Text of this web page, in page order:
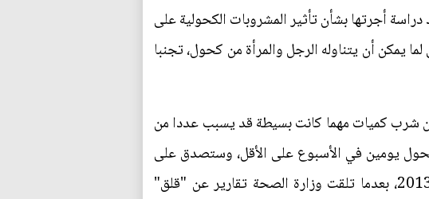
أجرتها بشأن تأثير المشروبات الكحولية على
يمكن أن يتناوله الرجل والمرأة من كحول، تجنبا
شرب كميات مهما كانت بسيطة قد يسبب عددا من
يومين في الأسبوع على الأقل، وستصدق على
توصيات ديفيز الهيئات الطبية في إيرلندا الشمالية واسكتلندا وولز، وبدأت الدراسة عام 2013، بعدما تلقت وزارة الصحة تقارير عن "قلق"